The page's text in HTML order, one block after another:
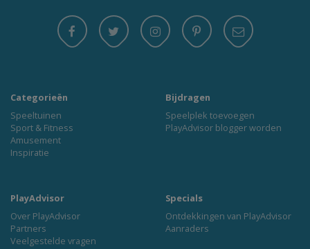
Categorieën
Speeltuinen
Sport & Fitness
Amusement
Inspiratie
Bijdragen
Speelplek toevoegen
PlayAdvisor blogger worden
PlayAdvisor
Over PlayAdvisor
Partners
Veelgestelde vragen
Specials
Ontdekkingen van PlayAdvisor
Aanraders